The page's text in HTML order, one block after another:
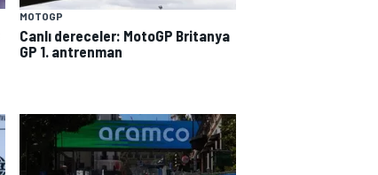
MOTOGP
Canlı dereceler: MotoGP Britanya
GP 1. antrenman